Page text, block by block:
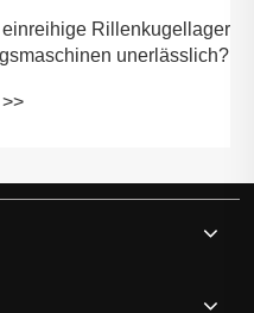
für
unerlässlich?